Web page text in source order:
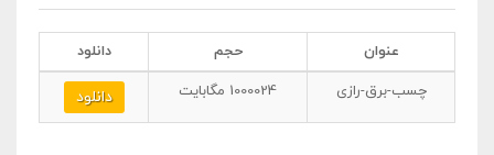
عنوان حجم
دانلود
چسب-برق-رازی
1000024 مگابایت دانلود